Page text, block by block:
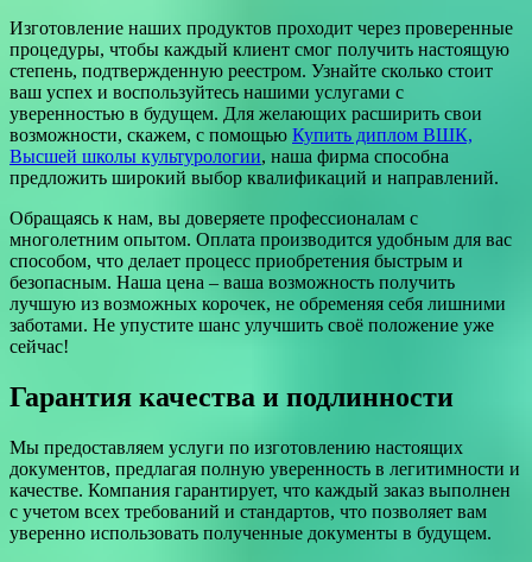
Изготовление наших продуктов проходит через проверенные
процедуры, чтобы каждый клиент смог получить настоящую
степень, подтвержденную реестром. Узнайте сколько стоит
ваш успех и воспользуйтесь нашими услугами с
уверенностью в будущем. Для желающих расширить свои
возможности, скажем, с помощью Купить диплом ВШК,
Высшей школы культурологии, наша фирма способна
предложить широкий выбор квалификаций и направлений.
Обращаясь к нам, вы доверяете профессионалам с
многолетним опытом. Оплата производится удобным для вас
способом, что делает процесс приобретения быстрым и
безопасным. Наша цена – ваша возможность получить
лучшую из возможных корочек, не обременяя себя лишними
заботами. Не упустите шанс улучшить своё положение уже
сейчас!
Гарантия качества и подлинности
Мы предоставляем услуги по изготовлению настоящих
документов, предлагая полную уверенность в легитимности и
качестве. Компания гарантирует, что каждый заказ выполнен
с учетом всех требований и стандартов, что позволяет вам
уверенно использовать полученные документы в будущем.